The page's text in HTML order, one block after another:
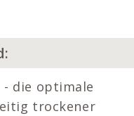
- die optimale
trockener